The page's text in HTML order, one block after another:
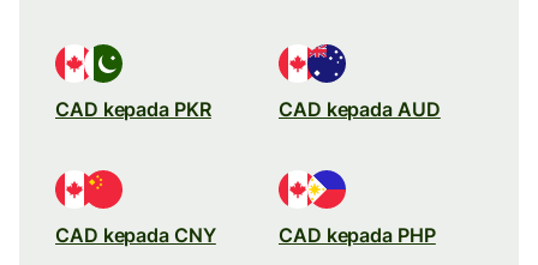
CAD kepada PKR CAD kepada AUD
CAD kepada CNY CAD kepada PHP